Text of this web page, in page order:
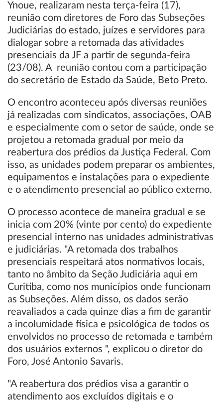
Ynoue, realizaram nesta terça-feira (17),
reunião com diretores de Foro das Subseções
Judiciárias do estado, juízes e servidores para
dialogar sobre a retomada das atividades
presenciais da JF a partir de segunda-feira
(23/08). A reunião contou com a participação
do secretário de Estado da Saúde, Beto Preto.
O encontro aconteceu após diversas reuniões
já realizadas com sindicatos, associações, OAB
e especialmente com o setor de saúde, onde se
projetou a retomada gradual por meio da
reabertura dos prédios da Justiça Federal. Com
isso, as unidades podem preparar os ambientes,
equipamentos e instalações para o expediente
e o atendimento presencial ao público externo.
O processo acontece de maneira gradual e se
inicia com 20% (vinte por cento) do expediente
presencial interno nas unidades administrativas
e judiciárias. "A retomada dos trabalhos
presenciais respeitará atos normativos locais,
tanto no âmbito da Seção Judiciária aqui em
Curitiba, como nos municípios onde funcionam
as Subseções. Além disso, os dados serão
reavaliados a cada quinze dias a fim de garantir
a incolumidade física e psicológica de todos os
envolvidos no processo de retomada e também
dos usuários externos ", explicou o diretor do
Foro, José Antonio Savaris.
"A reabertura dos prédios visa a garantir o
atendimento aos excluídos digitais e o